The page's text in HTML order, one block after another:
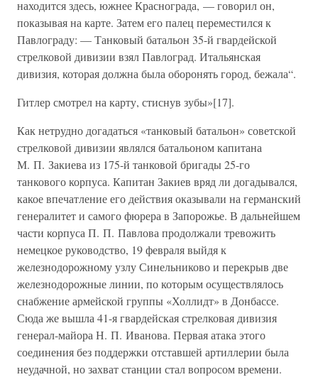
находится здесь, южнее Краснограда, — говорил он,
показывая на карте. Затем его палец переместился к
Павлограду: — Танковый батальон 35-й гвардейской
стрелковой дивизии взял Павлоград. Итальянская
дивизия, которая должна была оборонять город, бежала“.
Гитлер смотрел на карту, стиснув зубы»[17].
Как нетрудно догадаться «танковый батальон» советской
стрелковой дивизии являлся батальоном капитана
М. П. Закиева из 175-й танковой бригады 25-го
танкового корпуса. Капитан Закиев вряд ли догадывался,
какое впечатление его действия оказывали на германский
генералитет и самого фюрера в Запорожье. В дальнейшем
части корпуса П. П. Павлова продолжали тревожить
немецкое руководство, 19 февраля выйдя к
железнодорожному узлу Синельниково и перекрыв две
железнодорожные линии, по которым осуществлялось
снабжение армейской группы «Холлидт» в Донбассе.
Сюда же вышла 41-я гвардейская стрелковая дивизия
генерал-майора Н. П. Иванова. Первая атака этого
соединения без поддержки отставшей артиллерии была
неудачной, но захват станции стал вопросом времени.